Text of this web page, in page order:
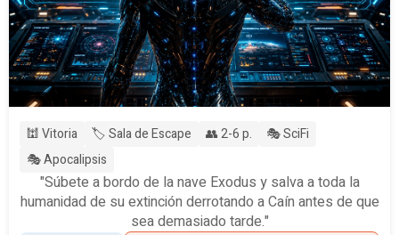
🕍 Vitoria 🏷️ Sala de Escape 👥 2-6 p.
🎭 SciFi
🎭 Apocalipsis
"Súbete a bordo de la nave Exodus y salva a toda la
humanidad de su extinción derrotando a Caín antes de que
sea demasiado tarde."